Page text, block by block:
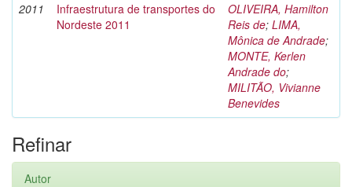
2011
Infraestrutura de transportes do
Nordeste 2011
OLIVEIRA, Hamilton
Reis de; LIMA,
Mônica de Andrade;
MONTE, Kerlen
Andrade do;
MILITÃO, Vivianne
Benevides
Refinar
Autor